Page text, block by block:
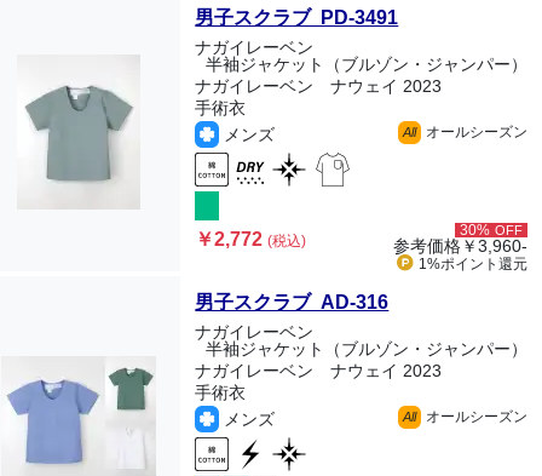
男子スクラブ PD-3491
ナガイレーベン
半袖ジャケット（ブルゾン・ジャンパー）
ナガイレーベン ナウェイ 2023
手術衣
メンズ
All オールシーズン
￥2,772(税込)
30% OFF
参考価格￥3,960-
1%ポイント 還元
男子スクラブ AD-316
ナガイレーベン
半袖ジャケット（ブルゾン・ジャンパー）
ナガイレーベン ナウェイ 2023
手術衣
メンズ
All オールシーズン